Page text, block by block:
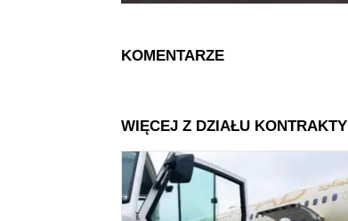
KOMENTARZE
WIĘCEJ Z DZIAŁU KONTRAKTY